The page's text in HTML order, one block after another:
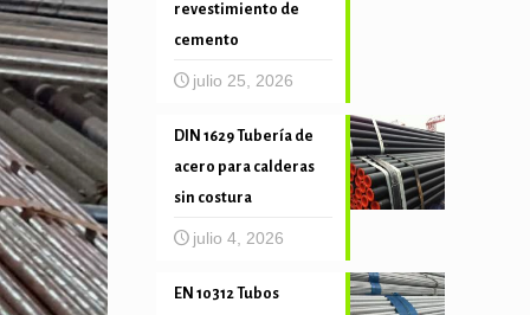
revestimiento de
cemento
julio 25, 2026
DIN 1629 Tubería de
acero para calderas
sin costura
julio 4, 2026
EN 10312 Tubos